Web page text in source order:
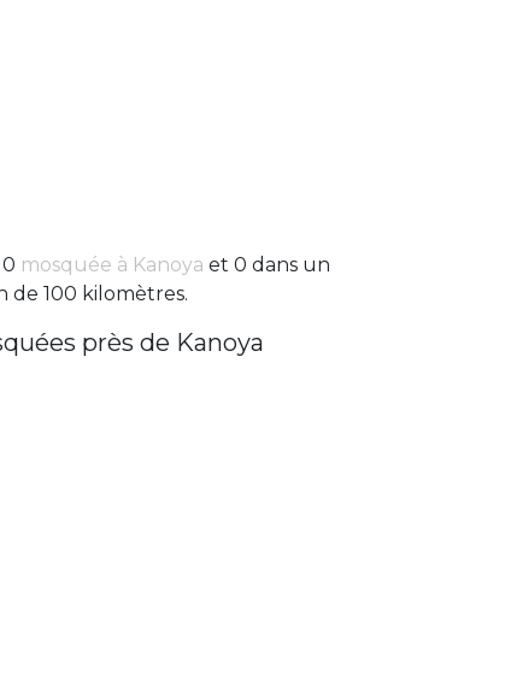
mosquée à Kanoya et 0 dans un
de 100 kilomètres.
près de Kanoya